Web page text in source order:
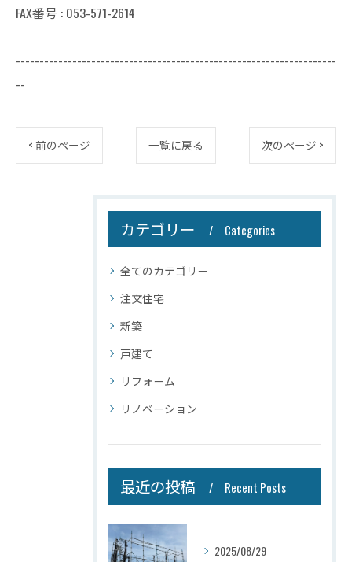
FAX番号 : 053-571-2614
--------------------------------------------------------------------
--
< 前のページ 一覧に戻る 次のページ >
カテゴリー Categories
全てのカテゴリー
注文住宅
新築
戸建て
リフォーム
リノベーション
最近の投稿 Recent Posts
2025/08/29